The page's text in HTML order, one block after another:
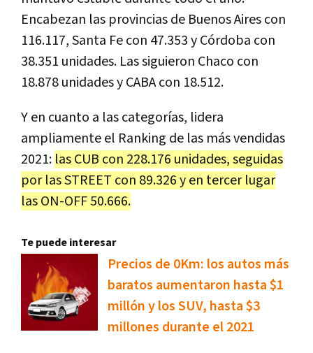
Encabezan las provincias de Buenos Aires con
116.117, Santa Fe con 47.353 y Córdoba con
38.351 unidades. Las siguieron Chaco con
18.878 unidades y CABA con 18.512.
Y en cuanto a las categorías, lidera
ampliamente el Ranking de las más vendidas
2021: las CUB con 228.176 unidades, seguidas
por las STREET con 89.326 y en tercer lugar
lasON-OFF 50.666.
Te puede interesar
Precios de 0Km: los autos más
baratos aumentaron hasta $1
millón y los SUV, hasta $3
millones durante el 2021